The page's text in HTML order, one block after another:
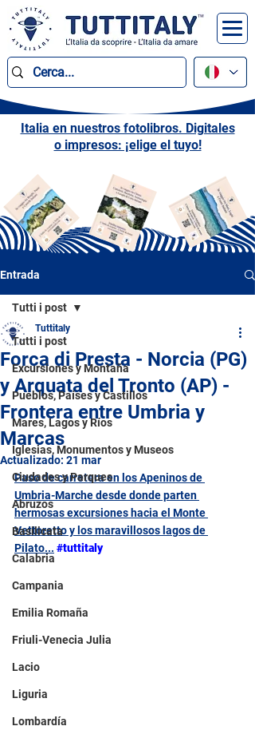
Italia en nuestros fotolibros. Digitales
o impresos: ¡elige el tuyo!
Entrada
Tutti i post
Excursiones y Montaña
Pueblos, Países y Castillos
Mares, Lagos y Ríos
Iglesias, Monumentos y Museos
Ciudades y Parques
Abruzos
Basilicata
Calabria
Campania
Emilia Romaña
Friuli-Venecia Julia
Lacio
Liguria
Lombardía
Tutti i post
Forca di Presta - Norcia (PG)
y Arquata del Tronto (AP) -
Frontera entre Umbria y
Marcas
Tuttitaly
Actualizado: 21 mar
Paso de carretera en los Apeninos de
Umbria-Marche desde donde parten
hermosas excursiones hacia el Monte
Vettoretto y los maravillosos lagos de
Pilato... #tuttitaly